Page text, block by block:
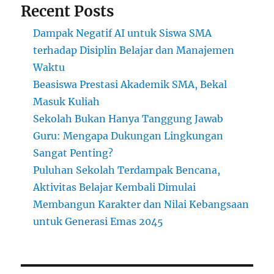
Recent Posts
Dampak Negatif AI untuk Siswa SMA
terhadap Disiplin Belajar dan Manajemen
Waktu
Beasiswa Prestasi Akademik SMA, Bekal
Masuk Kuliah
Sekolah Bukan Hanya Tanggung Jawab
Guru: Mengapa Dukungan Lingkungan
Sangat Penting?
Puluhan Sekolah Terdampak Bencana,
Aktivitas Belajar Kembali Dimulai
Membangun Karakter dan Nilai Kebangsaan
untuk Generasi Emas 2045